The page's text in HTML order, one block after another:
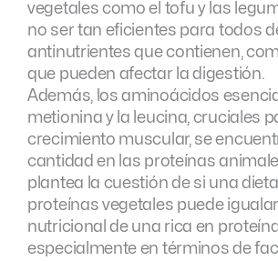
vegetales como el tofu y las
no ser tan eficientes para todos
antinutrientes que contienen,
que pueden afectar la digestión.
Además, los aminoácidos
metionina y la leucina, cruciales
crecimiento muscular, se
cantidad en las proteínas
plantea la cuestión de si una
proteínas vegetales puede
nutricional de una rica en
especialmente en términos de